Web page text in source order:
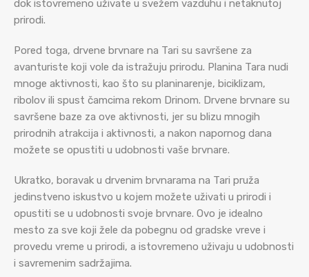
dok istovremeno uživate u svežem vazduhu i netaknutoj
prirodi.
Pored toga, drvene brvnare na Tari su savršene za
avanturiste koji vole da istražuju prirodu. Planina Tara nudi
mnoge aktivnosti, kao što su planinarenje, biciklizam,
ribolov ili spust čamcima rekom Drinom. Drvene brvnare su
savršene baze za ove aktivnosti, jer su blizu mnogih
prirodnih atrakcija i aktivnosti, a nakon napornog dana
možete se opustiti u udobnosti vaše brvnare.
Ukratko, boravak u drvenim brvnarama na Tari pruža
jedinstveno iskustvo u kojem možete uživati u prirodi i
opustiti se u udobnosti svoje brvnare. Ovo je idealno
mesto za sve koji žele da pobegnu od gradske vreve i
provedu vreme u prirodi, a istovremeno uživaju u udobnosti
i savremenim sadržajima.